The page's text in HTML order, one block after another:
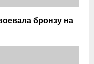
бронзу на